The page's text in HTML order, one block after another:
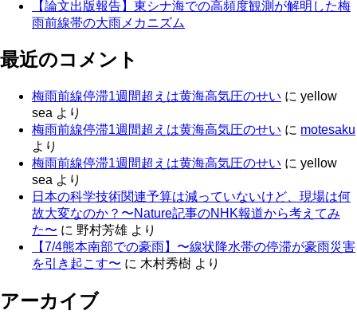
【論文出版報告】東シナ海での高頻度観測が解明した梅
雨前線帯の大雨メカニズム
最近のコメント
梅雨前線停滞1週間超えは黄海高気圧のせい に yellow
sea より
梅雨前線停滞1週間超えは黄海高気圧のせい に motesaku
より
梅雨前線停滞1週間超えは黄海高気圧のせい に yellow
sea より
日本の科学技術関連予算は減っていないけど、現場は何
故大変なのか？〜Nature記事のNHK報道から考えてみ
た〜 に 野村芳雄 より
【7/4熊本南部での豪雨】〜線状降水帯の停滞が豪雨災害
を引き起こす〜 に 木村秀樹 より
アーカイブ